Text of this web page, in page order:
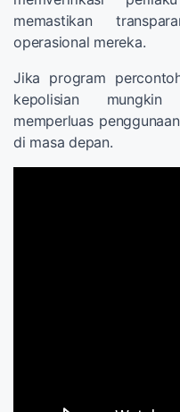
memastikan
operasional mereka.
Jika program
kepolisian mungkin
memperluas
di masa depan.